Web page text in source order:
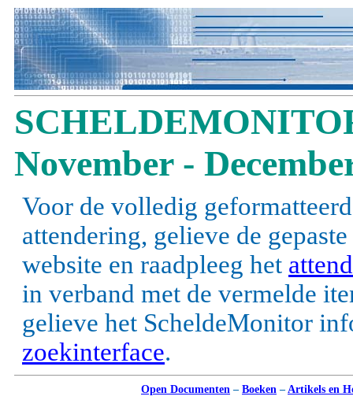
November -
Voor de volledig
attendering, gelieve de
website en raadpleeg het
in verband met de vermelde
gelieve het ScheldeMonitor
zoekinterface.
Open Documenten – Boeken – Artikels en